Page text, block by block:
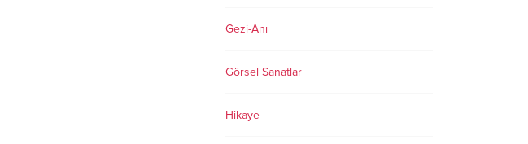
Gezi-Anı
Görsel Sanatlar
Hikaye